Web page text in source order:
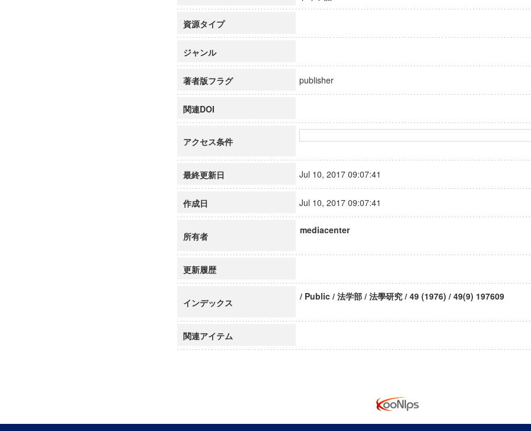
資源タイプ
ジャンル
著者版フラグ publisher
関連DOI
アクセス条件
最終更新日 Jul 10, 2017 09:07:41
作成日 Jul 10, 2017 09:07:41
所有者
mediacenter
更新履歴
インデックス
/ Public / 法学部 / 法學研究 / 49 (1976) / 49(9) 197609
関連アイテム